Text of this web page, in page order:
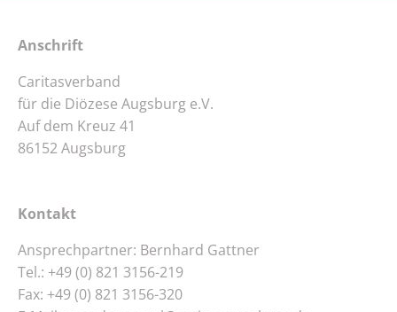
Anschrift
Caritasverband
für die Diözese Augsburg e.V.
Auf dem Kreuz 41
86152 Augsburg
Kontakt
Ansprechpartner: Bernhard Gattner
Tel.: +49 (0) 821 3156-219
Fax: +49 (0) 821 3156-320